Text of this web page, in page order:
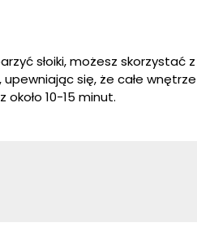
słoiki, możesz skorzystać z
się, że całe wnętrze
10-15 minut.